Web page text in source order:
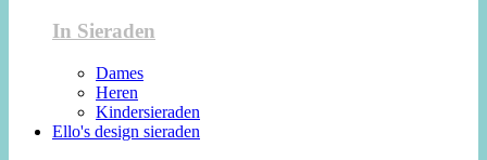
In Sieraden
Dames
Heren
Kindersieraden
Ello's design sieraden